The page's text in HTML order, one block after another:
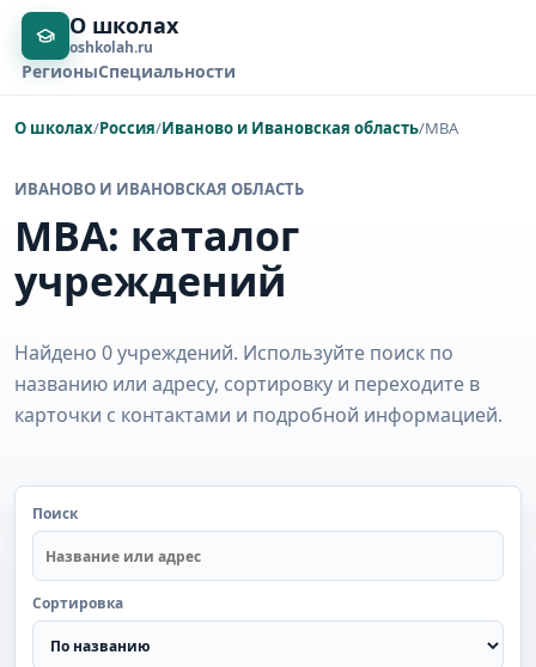
О школах
oshkolah.ru
РегионыСпециальности
О школах/Россия/Иваново и Ивановская область/MBA
ИВАНОВО И ИВАНОВСКАЯ ОБЛАСТЬ
MBA: каталог
учреждений
Найдено 0 учреждений. Используйте поиск по
названию или адресу, сортировку и переходите в
карточки с контактами и подробной информацией.
Поиск
Сортировка